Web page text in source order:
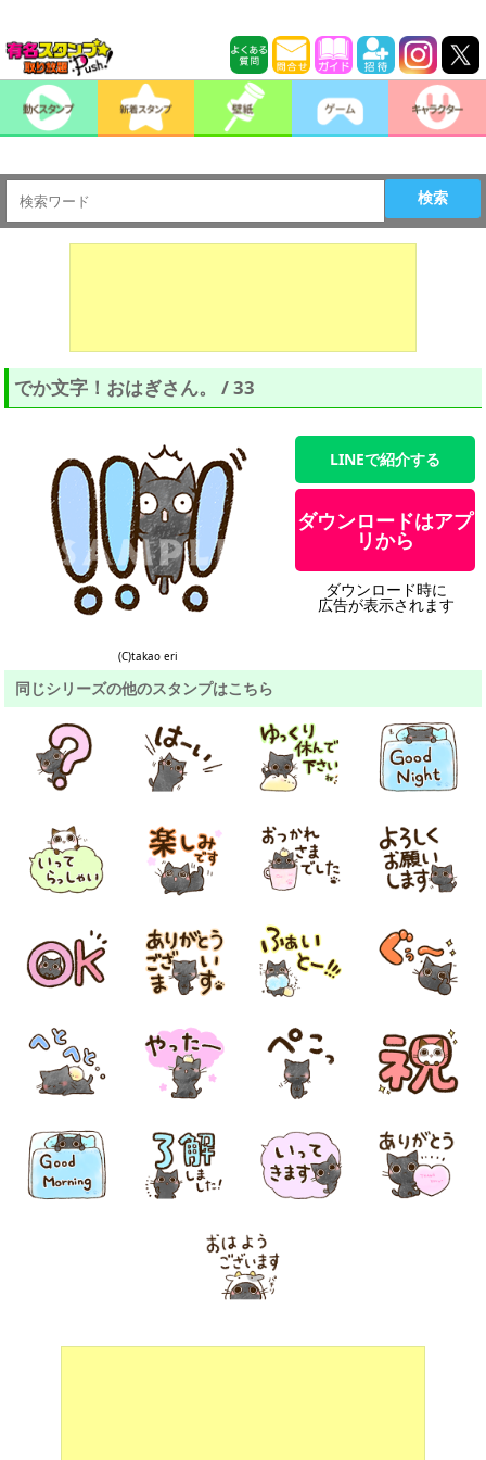
検索
でか文字！おはぎさん。 / 33
(C)takao eri
LINEで紹介する
ダウンロードはアプ
リから
ダウンロード時に
広告が表示されます
同じシリーズの他のスタンプはこちら